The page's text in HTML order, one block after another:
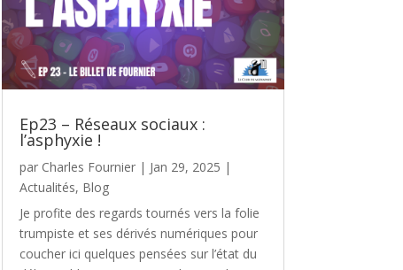
Ep23 – Réseaux sociaux :
l’asphyxie !
par Charles Fournier| Jan 29, 2025 |
Actualités, Blog
Je profite des regards tournés vers la folie
trumpiste et ses dérivés numériques pour
coucher ici quelques pensées sur l’état du